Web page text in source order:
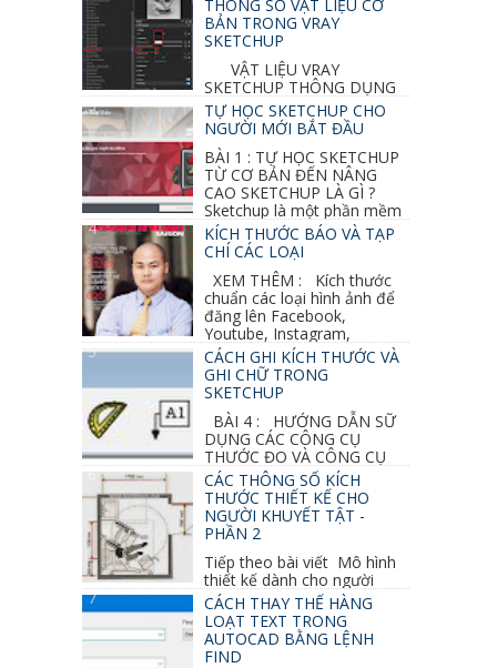
THÔNG SỐ VẬT LIỆU CƠ
BẢN TRONG VRAY
SKETCHUP
VẬT LIỆU VRAY
SKETCHUP THÔNG DỤNG
NHẤT 1. VẬT LIỆU VRAY INOX BÓNG: ●
Diffuse : đen ● Reflection color ...
TỰ HỌC SKETCHUP CHO
NGƯỜI MỚI BẮT ĐẦU
BÀI 1 : TỰ HỌC SKETCHUP
TỪ CƠ BẢN ĐẾN NÂNG
CAO SKETCHUP LÀ GÌ ?
Sketchup là một phần mềm
vẽ 3d của Google, nó khá dễ sữ...
KÍCH THƯỚC BÁO VÀ TẠP
CHÍ CÁC LOẠI
XEM THÊM : Kích thước
chuẩn các loại hình ảnh để
đăng lên Facebook,
Youtube, Instagram,
Linkedin, Pinterest...CÁCH GHI KÍCH THƯỚC VÀ
GHI CHỮ TRONG
SKETCHUP
BÀI 4 : HƯỚNG DẪN SỮ
DỤNG CÁC CÔNG CỤ
THƯỚC ĐO VÀ CÔNG CỤ
GHI CHỮ 2D, 3D TRONG SKETCHUP Ở bài
học trước ta đã...
CÁC THÔNG SỐ KÍCH
THƯỚC THIẾT KẾ CHO
NGƯỜI KHUYẾT TẬT -
PHẦN 2
Tiếp theo bài viết Mô hình
thiết kế dành cho người
khuyết tật ở phần 1 chúng ta cùng tìm hiểu
thêm các vấn đề và...
CÁCH THAY THẾ HÀNG
LOẠT TEXT TRONG
AUTOCAD BẰNG LỆNH
FIND